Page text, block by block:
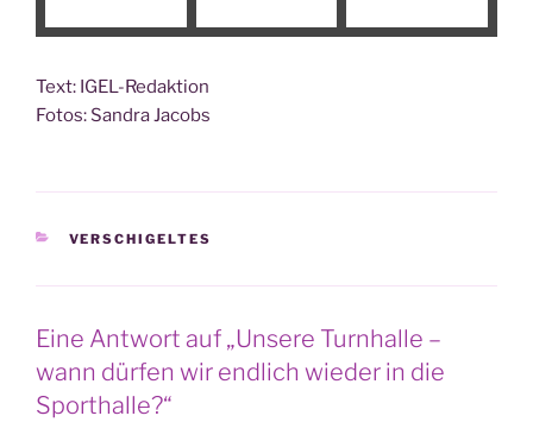
Text: IGEL-Redak­ti­on
Fotos: San­dra Jacobs
KATEGORIEN
VERSCHIGELTES
Eine Antwort auf „Unsere Turnhalle –
wann dürfen wir endlich wieder in die
Sporthalle?“